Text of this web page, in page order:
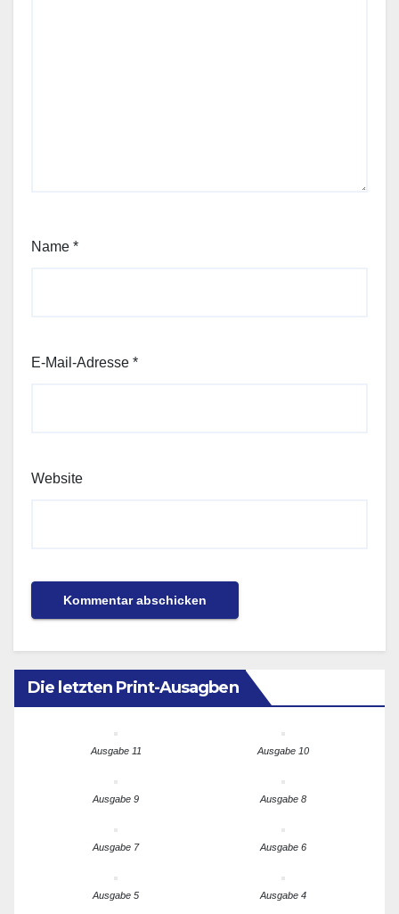
Name *
E-Mail-Adresse *
Website
Die letzten Print-Ausagben
Ausgabe 11 Ausgabe 10
Ausgabe 9 Ausgabe 8
Ausgabe 7 Ausgabe 6
Ausgabe 5 Ausgabe 4